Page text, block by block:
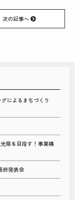
次の記事へ
によるまちづくり
光県を目指す！事業構
終発表会